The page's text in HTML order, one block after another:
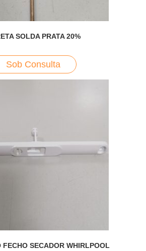
SOLDA PRATA 20%
Sob Consulta
FECHO SECADOR WHIRLPOOL